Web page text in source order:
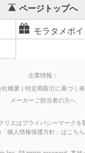
ページトップへ
モラタメポ
企業情報：
社概要
特定商取引に基づく
メーカーご担当者の方へ
リエはプライバシーマークを
「個人情報保護方針 」はこちら